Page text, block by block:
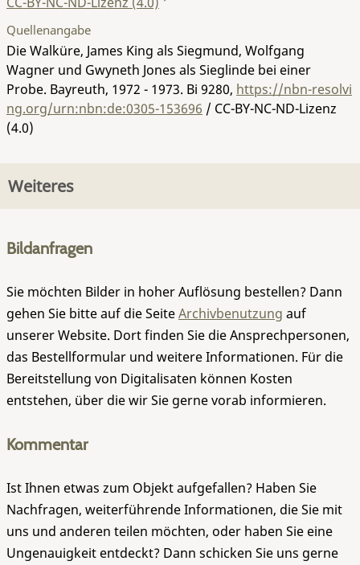
Quellenangabe
Die Walküre, James King als Siegmund, Wolfgang
Wagner und Gwyneth Jones als Sieglinde bei einer
Probe. Bayreuth, 1972 - 1973. Bi 9280, https://nbn-resolvi
ng.org/urn:nbn:de:0305-153696 / CC-BY-NC-ND-Lizenz
(4.0)
Weiteres
Bildanfragen
Sie möchten Bilder in hoher Auflösung bestellen? Dann
gehen Sie bitte auf die SeiteArchivbenutzung auf
unserer Website. Dort finden Sie die Ansprechpersonen,
das Bestellformular und weitere Informationen. Für die
Bereitstellung von Digitalisaten können Kosten
entstehen, über die wir Sie gerne vorab informieren.
Kommentar
Ist Ihnen etwas zum Objekt aufgefallen? Haben Sie
Nachfragen, weiterführende Informationen, die Sie mit
uns und anderen teilen möchten, oder haben Sie eine
Ungenauigkeit entdeckt? Dann schicken Sie uns gerne